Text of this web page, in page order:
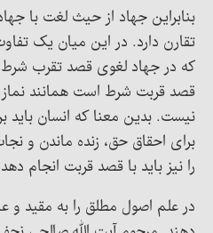
بنابراین جهاد از حیث لغت با
تقارن دارد. در این میان یک
که در جهاد لغوی قصد تقرب
قصد قربت شرط است همانند
نیست. بدین معنا که انسان باید
برای احقاق حق، زنده ماندن و
را نیز باید با قصد قربت انجام
در علم اصول مطلق را به مقید و